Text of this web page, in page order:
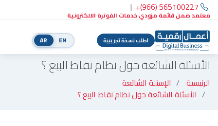
+(966) 565100227
|
معتمد ضمن قائمة مزودي خدمات الفوترة الالكترونية
اطلب نسخة تجريبية EN
AR
الأسئلة الشائعة حول نظام نقاط البيع ؟
الرئيسية
الإسئلة الشائعة
الأسئلة الشائعة حول نظام نقاط البيع ؟